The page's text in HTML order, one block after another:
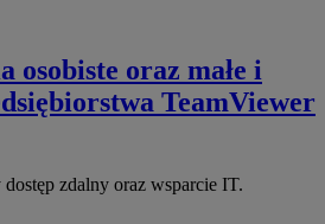
osobiste oraz małe i
TeamViewer
zdalny oraz wsparcie IT.